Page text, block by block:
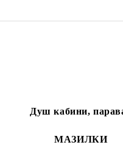
Душ кабини,
МАЗИЛКИ